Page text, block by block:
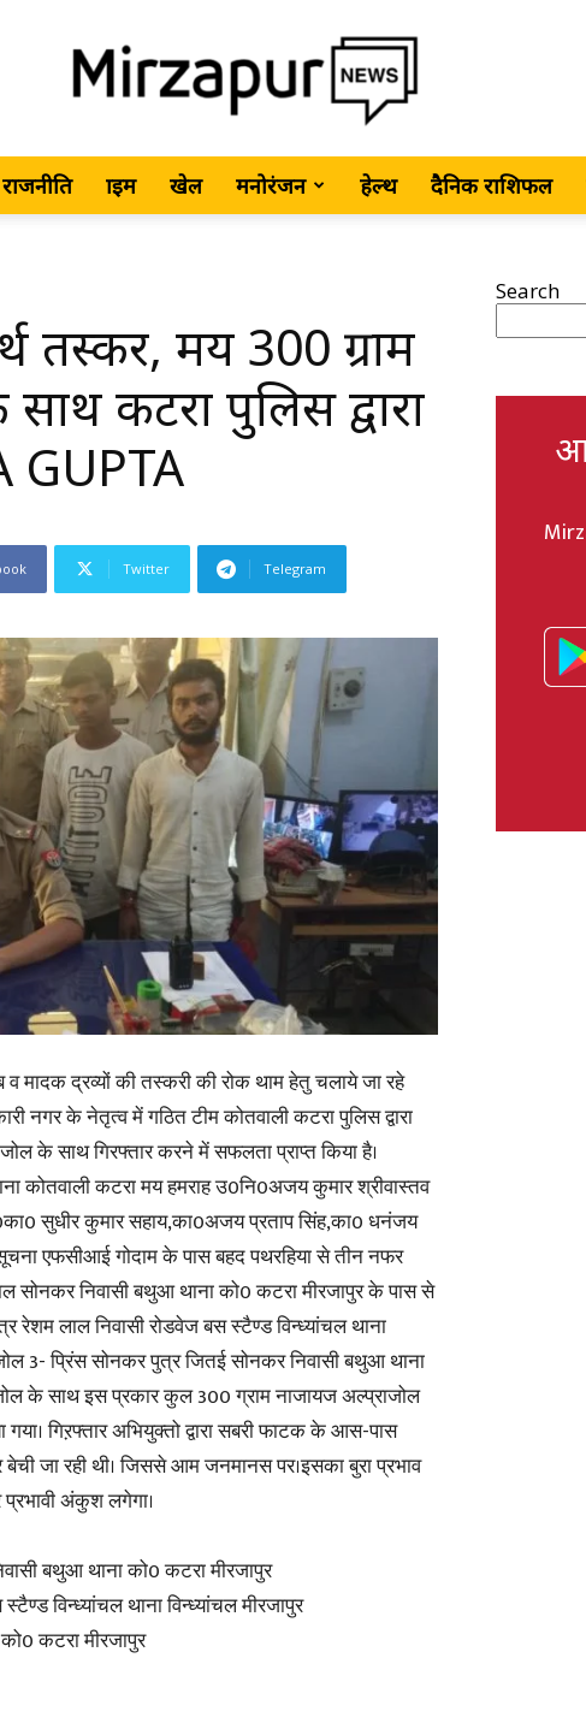
MirzapurNews.com
News,
Latest
News
in
Hindi,
Today
Hindi
राजनीति क्राइम खेल मनोरंजन हेल्थ दैनिक राशिफल
तस्कर, मय 300 ग्राम
कटरा पुलिस द्वारा
GUPTA
Twitter Telegram
मादक द्रव्यों की तस्करी की रोक थाम हेतु चलाये जा रहे
नगर के नेतृत्व में गठित टीम कोतवाली कटरा पुलिस द्वारा
के साथ गिरफ्तार करने में सफलता प्राप्त किया है।
कोतवाली कटरा मय हमराह उ0नि0अजय कुमार श्रीवास्तव
सुधीर कुमार सहाय,का0अजय प्रताप सिंह,का0 धनंजय
एफसीआई गोदाम के पास बहद पथरहिया से तीन नफर
सोनकर निवासी बथुआ थाना को0 कटरा मीरजापुर के पास से
रेशम लाल निवासी रोडवेज बस स्टैण्ड विन्ध्यांचल थाना
3- प्रिंस सोनकर पुत्र जितई सोनकर निवासी बथुआ थाना
के साथ इस प्रकार कुल 300 ग्राम नाजायज अल्प्राजोल
गिऱफ्तार अभियुक्तो द्वारा सबरी फाटक के आस-पास
जा रही थी। जिससे आम जनमानस पर।इसका बुरा प्रभाव
प्रभावी अंकुश लगेगा।
बथुआ थाना को0 कटरा मीरजापुर
विन्ध्यांचल थाना विन्ध्यांचल मीरजापुर
कटरा मीरजापुर
Search